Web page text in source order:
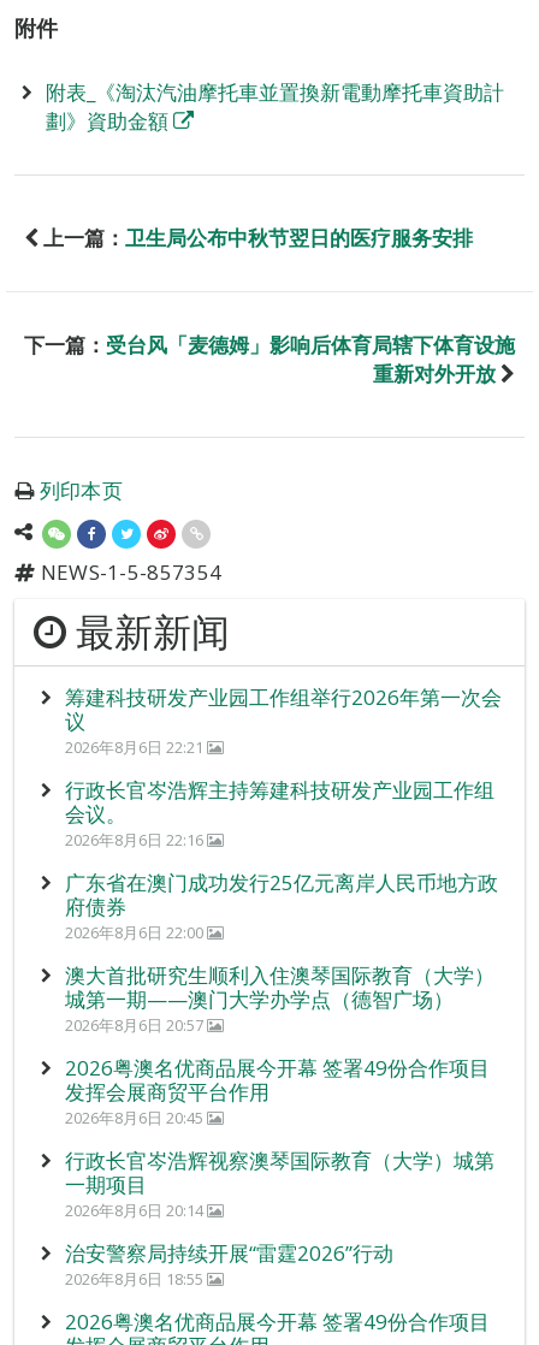
附件
附表_《淘汰汽油摩托車並置換新電動摩托車資助計
劃》資助金額
上一篇： 卫生局公布中秋节翌日的医疗服务安排
下一篇： 受台风「麦德姆」影响后体育局辖下体育设施
重新对外开放
列印本页
NEWS-1-5-857354
最新新闻
筹建科技研发产业园工作组举行2026年第一次会
议
2026年8月6日 22:21
行政长官岑浩辉主持筹建科技研发产业园工作组
会议。
2026年8月6日 22:16
广东省在澳门成功发行25亿元离岸人民币地方政
府债券
2026年8月6日 22:00
澳大首批研究生顺利入住澳琴国际教育（大学）
城第一期——澳门大学办学点（德智广场）
2026年8月6日 20:57
2026粤澳名优商品展今开幕 签署49份合作项目
发挥会展商贸平台作用
2026年8月6日 20:45
行政长官岑浩辉视察澳琴国际教育（大学）城第
一期项目
2026年8月6日 20:14
治安警察局持续开展“雷霆2026”行动
2026年8月6日 18:55
2026粤澳名优商品展今开幕 签署49份合作项目